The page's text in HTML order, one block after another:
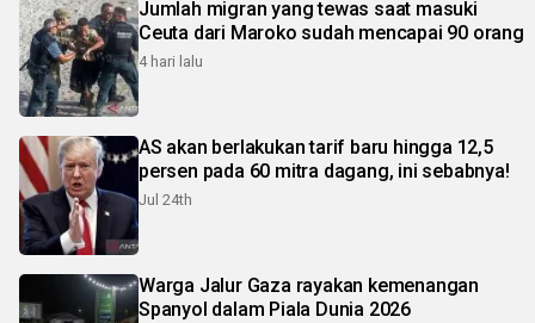
Jumlah migran yang tewas saat masuki
Ceuta dari Maroko sudah mencapai 90 orang
4 hari lalu
AS akan berlakukan tarif baru hingga 12,5
persen pada 60 mitra dagang, ini sebabnya!
Jul 24th
Warga Jalur Gaza rayakan kemenangan
Spanyol dalam Piala Dunia 2026